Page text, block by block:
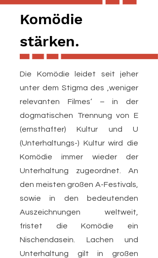
Komödie
stärken.
Die Komödie leidet seit jeher
unter dem Stigma des ‚weniger
relevanten Filmes‘ – in der
dogmatischen Trennung von E
(ernsthafter) Kultur und U
(Unterhaltungs-) Kultur wird die
Komödie immer wieder der
Unterhaltung zugeordnet. An
den meisten großen A-Festivals,
sowie in den bedeutenden
Auszeichnungen weltweit,
fristet die Komödie ein
Nischendasein. Lachen und
Unterhaltung gilt in großen